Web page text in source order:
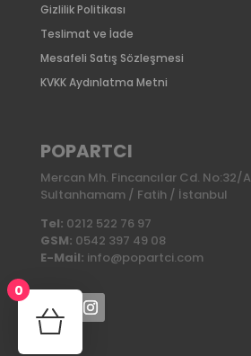
Gizlilik Politikası
Teslimat ve İade
Mesafeli Satış Sözleşmesi
KVKK Aydınlatma Metni
POPARTCI
Mercan Mh. Fincancılar Cd. No:32/A
Sultanhamam / Fatih / İstanbul
Tel: 0212 522 76 97
GSM: 0542 397 49 08
E-Mail: info@popartci.com
0